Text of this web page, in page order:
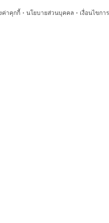
ค่าคุกกี้· นโยบายส่วนบุคคล · เงื่อนไขกา